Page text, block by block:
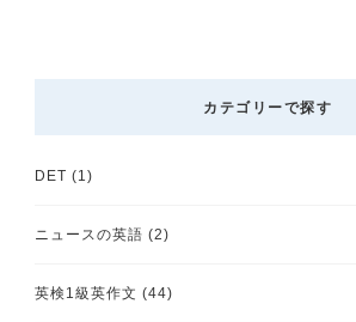
カテゴリーで探す
DET (1)
ニュースの英語 (2)
英検1級英作文 (44)